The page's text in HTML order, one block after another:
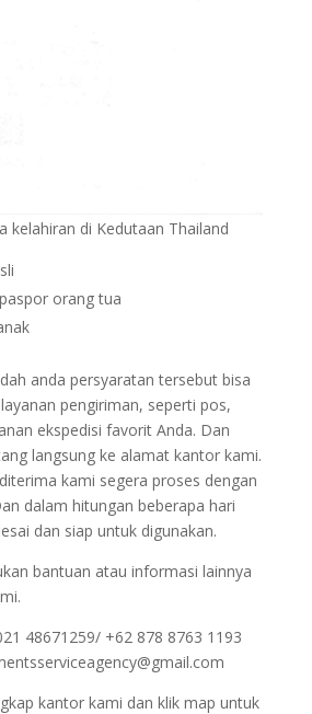
kelahiran di Kedutaan Thailand
orang tua
anda persyaratan tersebut bisa
pengiriman, seperti pos,
ekspedisi favorit Anda. Dan
langsung ke alamat kantor kami.
kami segera proses dengan
dalam hitungan beberapa hari
dan siap untuk digunakan.
bantuan atau informasi lainnya
48671259/ +62 878 8763 1193
kantor kami dan klik map untuk